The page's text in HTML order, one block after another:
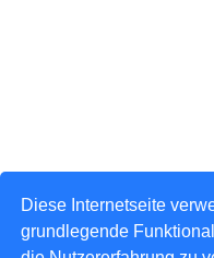
Diese Internetseite
grundlegende